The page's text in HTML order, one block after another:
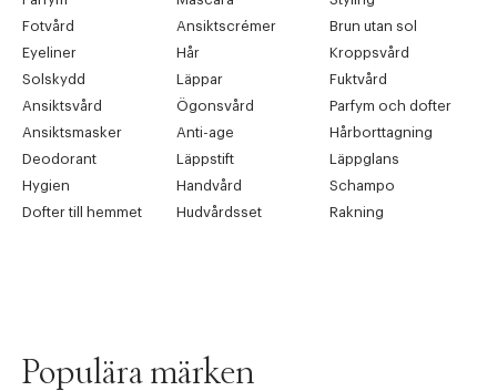
Fotvård
Ansiktscrémer
Brun utan sol
Eyeliner
Hår
Kroppsvård
Solskydd
Läppar
Fuktvård
Ansiktsvård
Ögonsvård
Parfym och dofter
Ansiktsmasker
Anti-age
Hårborttagning
Deodorant
Läppstift
Läppglans
Hygien
Handvård
Schampo
Dofter till hemmet
Hudvårdsset Rakning
Populära märken